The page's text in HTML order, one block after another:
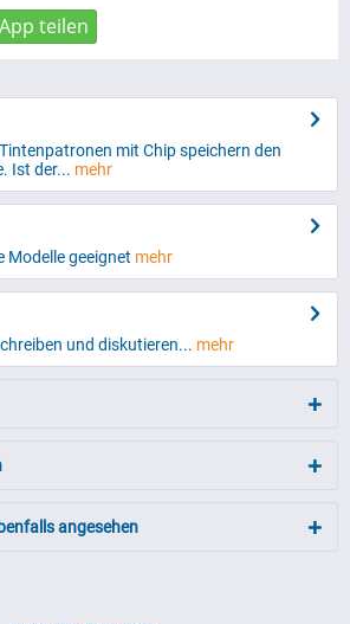
mit Chip speichern den
Ist der... mehr
Modelle geeignet mehr
und diskutieren... mehr
angesehen